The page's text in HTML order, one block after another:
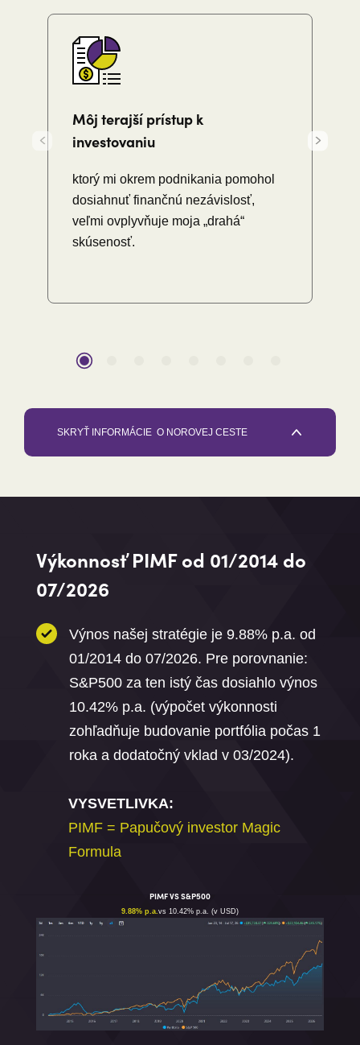
Môj terajší prístup k
investovaniu
ktorý mi okrem podnikania pomohol
dosiahnuť finančnú nezávislosť,
veľmi ovplyvňuje moja „drahá“
skúsenosť.
SKRYŤ INFORMÁCIE O NOROVEJ CESTE
Výkonnosť PIMF od 01/2014 do
07/2026
Výnos našej stratégie je 9.88% p.a. od
01/2014 do 07/2026. Pre porovnanie:
S&P500 za ten istý čas dosiahlo výnos
10.42% p.a. (výpočet výkonnosti
zohľadňuje budovanie portfólia počas 1
roka a dodatočný vklad v 03/2024).
VYSVETLIVKA:
PIMF = Papučový investor Magic
Formula
PIMF VS S&P500
9.88% p.a. vs 10.42% p.a. (v USD)